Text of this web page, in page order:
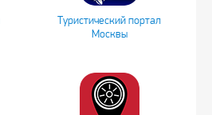
Туристический портал
Москвы